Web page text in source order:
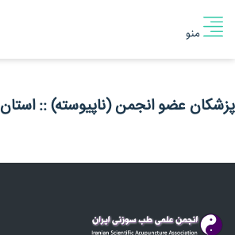
منو
پزشکان عضو انجمن (ناپیوسته) ::